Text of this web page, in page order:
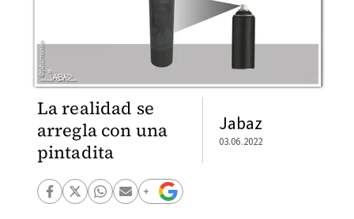
La realidad se
arregla con una
pintadita
Jabaz
03.06.2022